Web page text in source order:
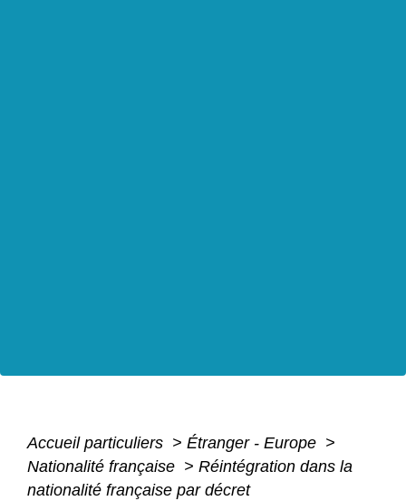
Accueil particuliers > Étranger - Europe >
Nationalité française > Réintégration dans la
nationalité française par décret